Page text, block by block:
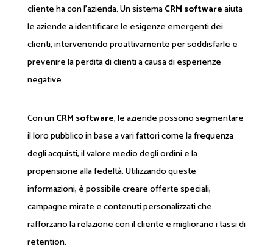
cliente ha con l'azienda. Un sistemaCRM softwareaiuta
le aziende a identificare le esigenze emergenti dei
clienti, intervenendo proattivamente per soddisfarle e
prevenire la perdita di clienti a causa di esperienze
negative.
Con unCRM software, le aziende possono segmentare
il loro pubblico in base a vari fattori come la frequenza
degli acquisti, il valore medio degli ordini e la
propensione alla fedeltà. Utilizzando queste
informazioni, è possibile creare offerte speciali,
campagne mirate e contenuti personalizzati che
rafforzano la relazione con il cliente e migliorano i tassi di
retention.